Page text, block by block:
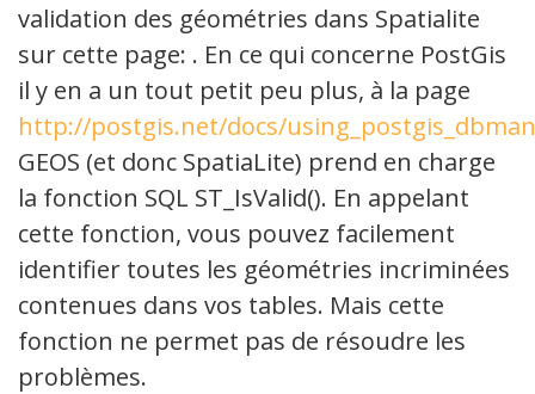
validation des géométries dans Spatialite
sur cette page: . En ce qui concerne PostGis
il y en a un tout petit peu plus, à la page
http://postgis.net/docs/
GEOS (et donc SpatiaLite) prend en charge
la fonction SQL ST_IsValid(). En appelant
cette fonction, vous pouvez facilement
identifier toutes les géométries incriminées
contenues dans vos tables. Mais cette
fonction ne permet pas de résoudre les
problèmes.